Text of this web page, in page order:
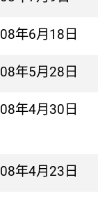
年6月18日
年5月28日
年4月30日
年4月23日